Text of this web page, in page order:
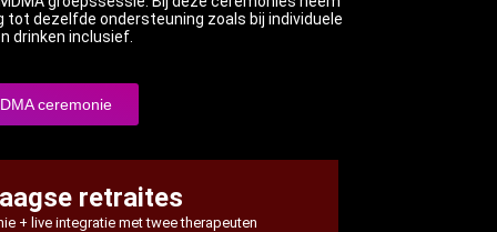
tot dezelfde ondersteuning zoals bij individuele
drinken inclusief.
ceremonie
retraites
+ live integratie met twee therapeuten